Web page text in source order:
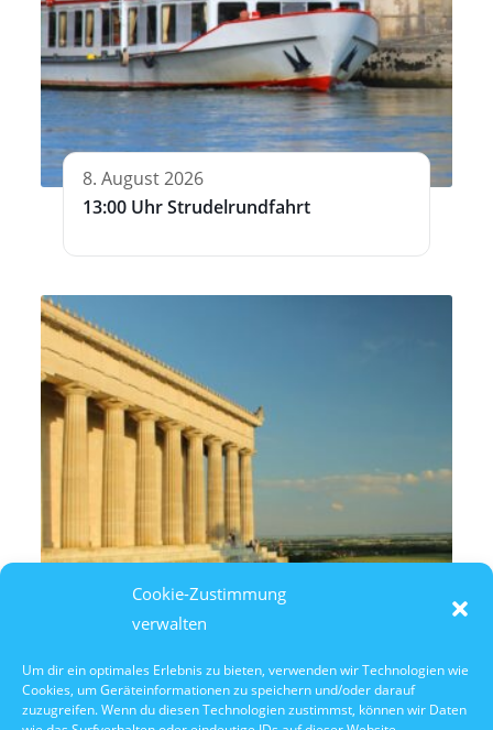
Cookie-Zustimmung
verwalten
Um dir ein optimales Erlebnis zu bieten, verwenden wir Technologien wie
Cookies, um Geräteinformationen zu speichern und/oder darauf
zuzugreifen. Wenn du diesen Technologien zustimmst, können wir Daten
8. August 2026
13:00 Uhr Strudelrundfahrt
8. August 2026